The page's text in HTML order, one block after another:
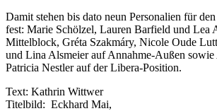
Damit stehen bis dato neun Personalien für
fest: Marie Schölzel, Lauren Barfield und Lea
Mittelblock, Gréta Szakmáry, Nicole Oude
und Lina Alsmeier auf Annahme-Außen sowie
Patricia Nestler auf der Libera-Position.
Text: Kathrin Wittwer
Titelbild: Eckhard Mai,